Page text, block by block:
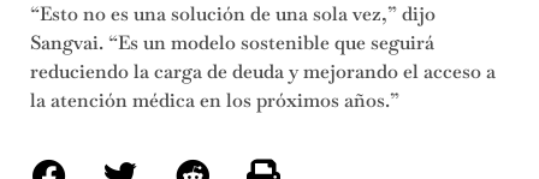
“Esto no es una solución de una sola vez,” dijo
Sangvai. “Es un modelo sostenible que seguirá
reduciendo la carga de deuda y mejorando el acceso a
la atención médica en los próximos años.”